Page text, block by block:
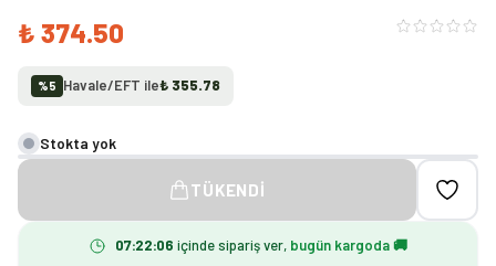
₺ 374.50
%5 Havale/EFT ile₺ 355.78
Stokta yok
TÜKENDI
07:22:06 içinde sipariş ver, bugün kargoda 🚚